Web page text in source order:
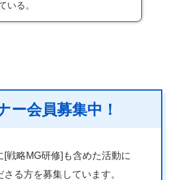
いる。
ー会員募集中！
[戦略MG研修]も含めた活動に
さる方を募集しています。